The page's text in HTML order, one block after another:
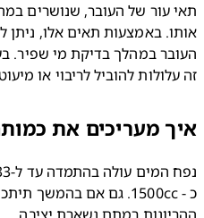
להוביל לריבוי או מיעוט מי
מעריכים את כמותם?